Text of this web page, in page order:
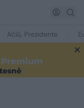
Ačiū, Prezidente